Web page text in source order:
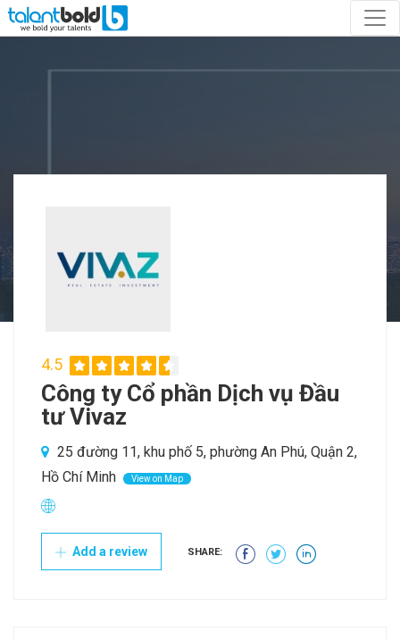
4.5
Công ty Cổ phần Dịch vụ Đầu
tư Vivaz
25 đường 11, khu phố 5, phường An Phú, Quận 2,
Hồ Chí Minh
View on Map
Add a review SHARE: